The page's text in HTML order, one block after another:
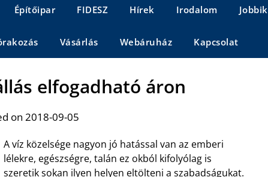
Építőipar FIDESZ Hírek Irodalom Jobbik
Vásárlás Webáruház Kapcsolat
elfogadható áron
on 2018-09-05
A víz közelsége nagyon jó hatással van az emberi
lélekre, egészségre, talán ez okból kifolyólag is
szeretik sokan ilyen helyen eltölteni a szabadságukat.